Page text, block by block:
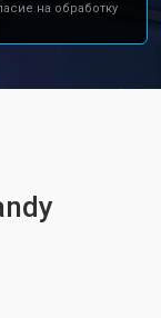
на обработку